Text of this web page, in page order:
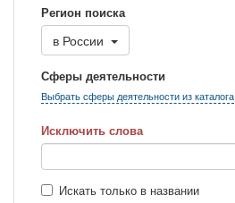
Регион поиска
в России
Сферы деятельности
Выбрать сферы деятельности из каталога
Исключить слова
Искать только в названии